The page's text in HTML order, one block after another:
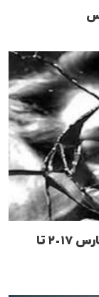
خودکشی ٦٠ زن و کشتە شدن ٢٨ زن از مارس ٢٠١٧ تا